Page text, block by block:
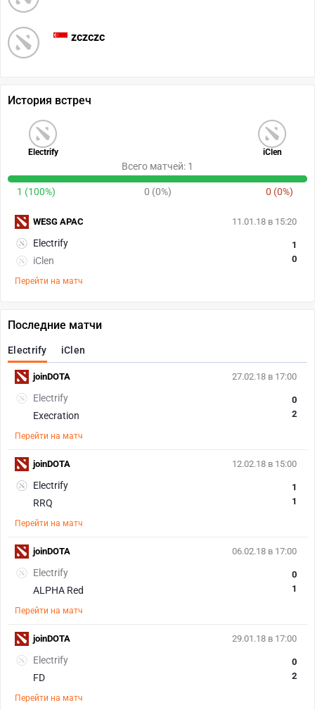
zczczc
История встреч
Electrify iClen
Всего матчей: 1
1 (100%) 0 (0%) 0 (0%)
11.01.18 в 15:20
Electrify
iClen
1
0
Перейти на матч
WESG APAC
Последние матчи
Electrify iClen
27.02.18 в 17:00
Electrify
Execration
0
2
Перейти на матч
joinDOTA
12.02.18 в 15:00
Electrify
RRQ
1
1
Перейти на матч
joinDOTA
06.02.18 в 17:00
Electrify
ALPHA Red
0
1
Перейти на матч
joinDOTA
29.01.18 в 17:00
Electrify
FD
0
2
Перейти на матч
joinDOTA